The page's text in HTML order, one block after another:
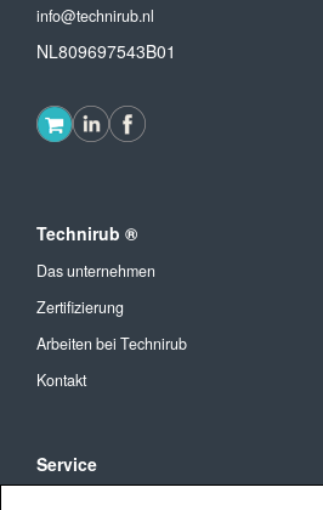
info@technirub.nl
NL809697543B01
Technirub ®
Das unternehmen
Zertifizierung
Arbeiten bei Technirub
Kontakt
Service